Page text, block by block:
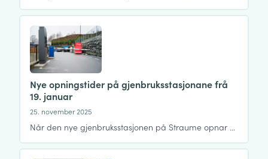
Nye opningstider på gjenbruksstasjonane frå
19. januar
25. november 2025
Når den nye gjenbruksstasjonen på Straume opnar …